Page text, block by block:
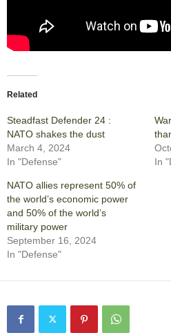
Related
Steadfast Defender 24 :
NATO shakes the dust
March 4, 2024
In "Defense"
In
NATO allies represent 50% of
the world’s economic power
and 50% of the world’s
military power
September 16, 2024
In "Defense"